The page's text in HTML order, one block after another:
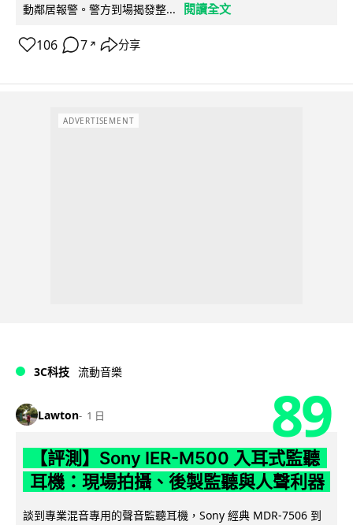
動鄰居報警。警方到場揭發整...
閱讀全文
106 7 ↗ 分享
ADVERTISEMENT
3C科技 流動音樂
Lawton 1 日 89
【評測】Sony IER-M500 入耳式監聽
耳機：現場拍攝、後製監聽與人聲利器
談到專業混音專用的聲音監聽耳機，Sony 經典 MDR-7506 到